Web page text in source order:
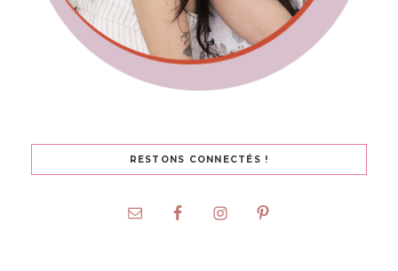
RESTONS CONNECTÉS !